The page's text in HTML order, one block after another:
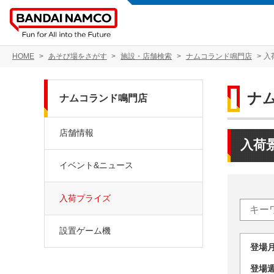
HOME あそび場をさがす 施設・店舗検索 ナムコランド鳴門店 入
ナ
入荷
登
登
ナムコランド鳴門店
店舗情報
イベント&ニュース
入荷プライズ
設置ゲーム機